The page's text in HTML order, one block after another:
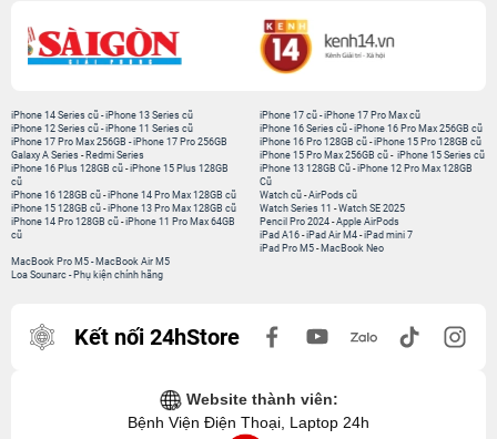
iPhone 14 Series cũ -iPhone 13 Series cũ
iPhone 12 Series cũ -iPhone 11 Series cũ
iPhone 17 Pro Max 256GB -iPhone 17 Pro 256GB
Galaxy A Series - Redmi Series
iPhone 17 cũ -iPhone 17 Pro Max cũ
iPhone 16 Series cũ - iPhone 16 Pro Max 256GB cũ
iPhone 16 Pro 128GB cũ -iPhone 15 Pro 128GB cũ
iPhone 15 Pro Max 256GB cũ - iPhone 15 Series cũ
iPhone 16 Plus 128GB cũ -iPhone 15 Plus 128GB
cũ
iPhone 16 128GB cũ -iPhone 14 Pro Max 128GB cũ
iPhone 15 128GB cũ -iPhone 13 Pro Max 128GB cũ
iPhone 14 Pro 128GB cũ -iPhone 11 Pro Max 64GB
cũ
iPhone 13 128GB Cũ -iPhone 12 Pro Max 128GB
Cũ
Watch cũ -AirPods cũ
Watch Series 11 -Watch SE 2025
Pencil Pro 2024 -Apple AirPods
iPad A16 -iPad Air M4 -iPad mini 7
iPad Pro M5 - MacBook Neo
MacBook Pro M5 - MacBook Air M5
Loa Sounarc - Phụ kiện chính hãng
Kết nối 24hStore
Website thành viên:
Bệnh Viện Điện Thoại, Laptop 24h